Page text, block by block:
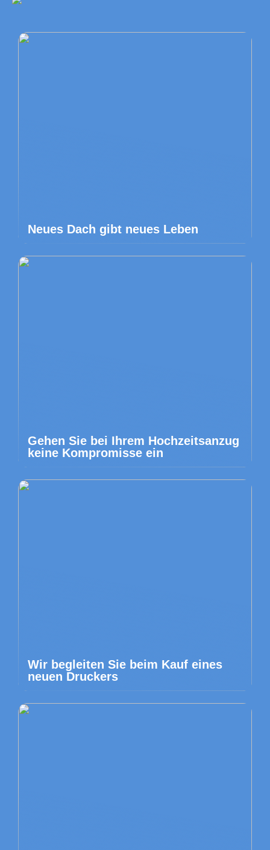
Neues Dach gibt neues Leben
Gehen Sie bei Ihrem Hochzeitsanzug
keine Kompromisse ein
Wir begleiten Sie beim Kauf eines
neuen Druckers